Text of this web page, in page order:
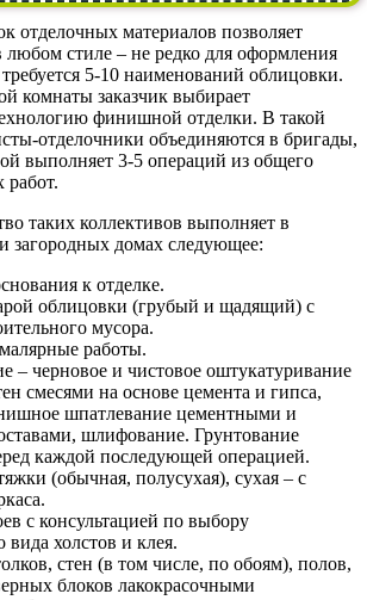
отделочных материалов позволяет
любом стиле – не редко для оформления
5-10 наименований облицовки.
комнаты заказчик выбирает
финишной отделки. В такой
отделочники объединяются в бригады,
выполняет 3-5 операций из общего
работ.
таких коллективов выполняет в
загородных домах следующее:
к отделке.
облицовки (грубый и щадящий) с
мусора.
работы.
– черновое и чистовое оштукатуривание
смесями на основе цемента и гипса,
шпатлевание цементными и
шлифование. Грунтование
каждой последующей операцией.
(обычная, полусухая), сухая – с
с консультацией по выбору
вида холстов и клея.
стен (в том числе, по обоям), полов,
блоков лакокрасочными